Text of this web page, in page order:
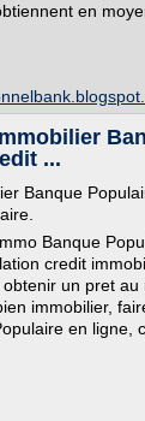
en
...
Banque
Banque
credit
un pret au
immobilier,
en ligne,